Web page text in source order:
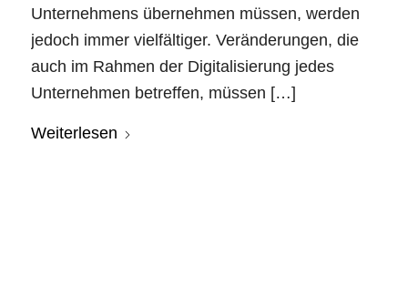
Unternehmens übernehmen müssen, werden
jedoch immer vielfältiger. Veränderungen, die
auch im Rahmen der Digitalisierung jedes
Unternehmen betreffen, müssen […]
Weiterlesen